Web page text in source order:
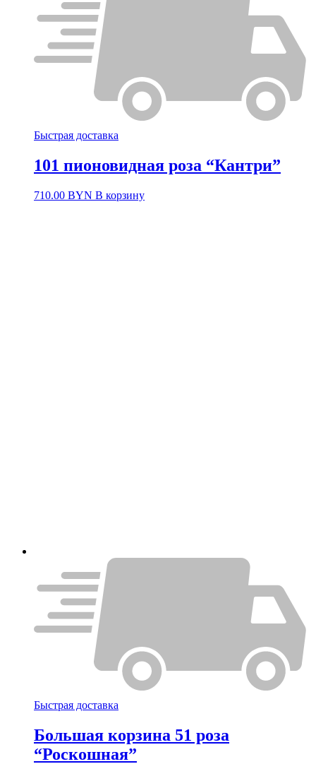
Быстрая доставка
101 пионовидная роза “Кантри”
710.00 BYN В корзину
Быстрая доставка
Большая корзина 51 роза
“Роскошная”